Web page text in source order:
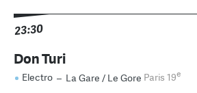
23:30
Don Turi
Electro – La Gare / Le Gore Paris 19e